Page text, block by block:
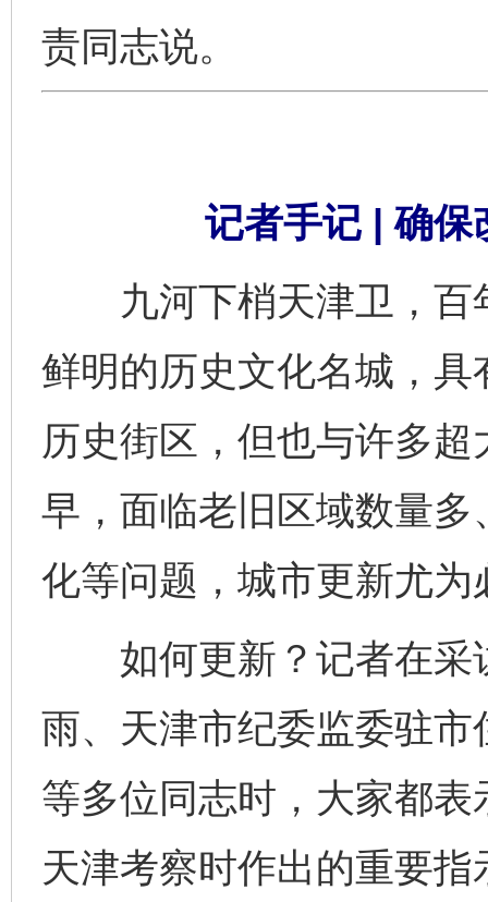
责同志说。
记者手记 | 确保
九河下梢天津卫，百
鲜明的历史文化名城，
历史街区，但也与许多
早，面临老旧区域数量
化等问题，城市更新尤为
如何更新？记者在采
雨、天津市纪委监委驻
等多位同志时，大家都
天津考察时作出的重要